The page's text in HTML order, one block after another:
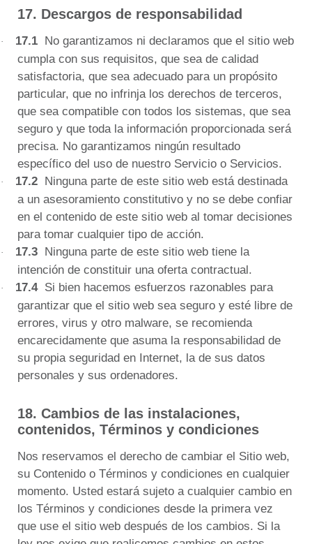
17. Descargos de responsabilidad
· 17.1 No garantizamos ni declaramos que el sitio web
cumpla con sus requisitos, que sea de calidad
satisfactoria, que sea adecuado para un propósito
particular, que no infrinja los derechos de terceros,
que sea compatible con todos los sistemas, que sea
seguro y que toda la información proporcionada será
precisa. No garantizamos ningún resultado
específico del uso de nuestro Servicio o Servicios.
· 17.2 Ninguna parte de este sitio web está destinada
a un asesoramiento constitutivo y no se debe confiar
en el contenido de este sitio web al tomar decisiones
para tomar cualquier tipo de acción.
· 17.3 Ninguna parte de este sitio web tiene la
intención de constituir una oferta contractual.
· 17.4Si bien hacemos esfuerzos razonables para
garantizar que el sitio web sea seguro y esté libre de
errores, virus y otro malware, se recomienda
encarecidamente que asuma la responsabilidad de
su propia seguridad en Internet, la de sus datos
personales y sus ordenadores.
18. Cambios de las instalaciones,
contenidos, Términos y condiciones
Nos reservamos el derecho de cambiar el Sitio web,
su Contenido o Términos y condiciones en cualquier
momento. Usted estará sujeto a cualquier cambio en
los Términos y condiciones desde la primera vez
que use el sitio web después de los cambios. Si la